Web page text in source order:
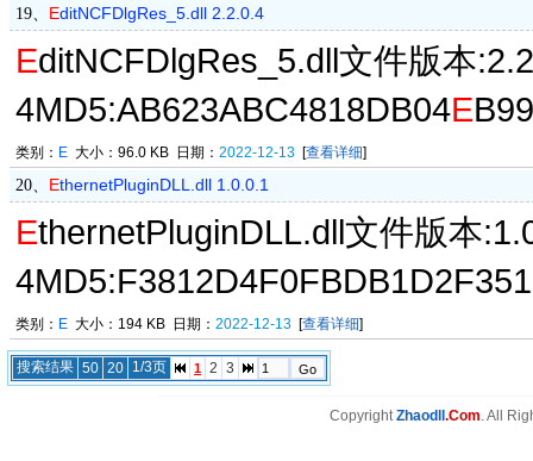
19、 EditNCFDlgRes_5.dll 2.2.0.4
EditNCFDlgRes_5.dll文件版本
4MD5:AB623ABC4818DB04EB99
类别： E 大小：96.0 KB 日期： 2022-12-13 [查看详细]
20、 EthernetPluginDLL.dll 1.0.0.1
EthernetPluginDLL.dll文件版本
类别： E 大小：194 KB 日期： 2022-12-13 [查看详细]
搜索结果 50 20 1/3页 1 2 3
CopyrightZhaodll .Com. All